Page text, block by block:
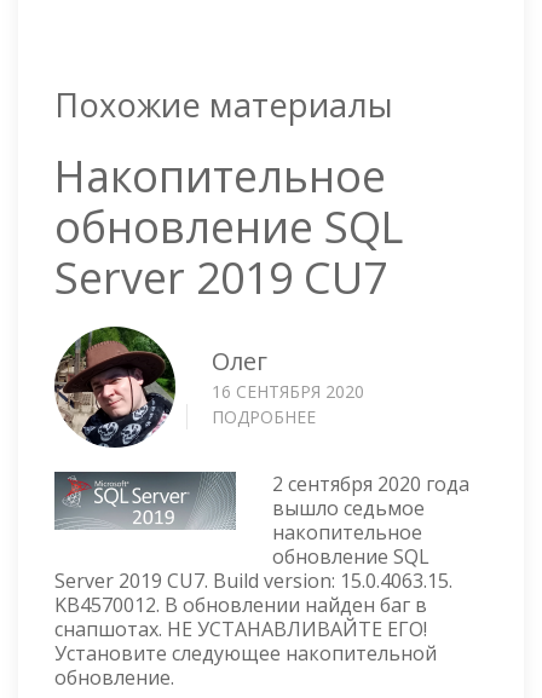
Похожие материалы
Накопительное
обновление SQL
Server 2019 CU7
Олег
16 СЕНТЯБРЯ 2020
ПОДРОБНЕЕ
SQL
SERVER
2019
CU7
2 сентября 2020 года
вышло седьмое
накопительное
обновление SQL
Server 2019 CU7. Build version: 15.0.4063.15.
KB4570012. В обновлении найден баг в
снапшотах. НЕ УСТАНАВЛИВАЙТЕ ЕГО!
Установите следующее накопительной
обновление.